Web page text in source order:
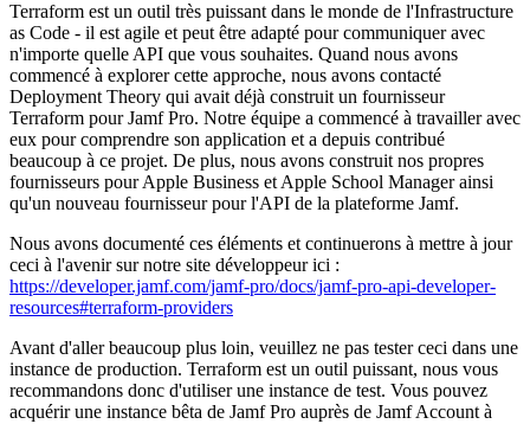
Terraform est un outil très puissant dans le monde de l'Infrastructure
as Code - il est agile et peut être adapté pour communiquer avec
n'importe quelle API que vous souhaites. Quand nous avons
commencé à explorer cette approche, nous avons contacté
Deployment Theory qui avait déjà construit un fournisseur
Terraform pour Jamf Pro. Notre équipe a commencé à travailler avec
eux pour comprendre son application et a depuis contribué
beaucoup à ce projet. De plus, nous avons construit nos propres
fournisseurs pour Apple Business et Apple School Manager ainsi
qu'un nouveau fournisseur pour l'API de la plateforme Jamf.
Nous avons documenté ces éléments et continuerons à mettre à jour
ceci à l'avenir sur notre site développeur ici :
https://developer.jamf.com/jamf-pro/docs/jamf-pro-api-developer-
resources#terraform-providers
Avant d'aller beaucoup plus loin, veuillez ne pas tester ceci dans une
instance de production. Terraform est un outil puissant, nous vous
recommandons donc d'utiliser une instance de test. Vous pouvez
acquérir une instance bêta de Jamf Pro auprès de Jamf Account à